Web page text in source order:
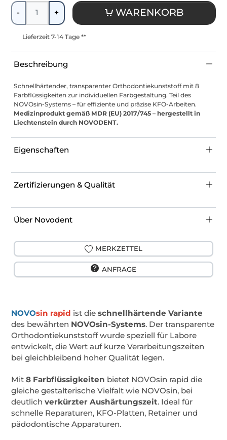
Menge
- + WARENKORB
Lieferzeit 7-14 Tage **
Beschreibung
Schnellhärtender, transparenter Orthodontiekunststoff mit 8
Farbflüssigkeiten zur individuellen Farbgestaltung. Teil des
NOVOsin-Systems – für effiziente und präzise KFO-Arbeiten.
Medizinprodukt gemäß MDR (EU) 2017/745 – hergestellt in
Liechtenstein durch NOVODENT.
Eigenschaften
Zertifizierungen & Qualität
Über Novodent
MERKZETTEL
ANFRAGE
NOVOsin rapid ist die schnellhärtende Variante
des bewährten NOVOsin-Systems. Der transparente
Orthodontiekunststoff wurde speziell für Labore
entwickelt, die Wert auf kurze Verarbeitungszeiten
bei gleichbleibend hoher Qualität legen.
Mit 8 Farbflüssigkeiten bietet NOVOsin rapid die
gleiche gestalterische Vielfalt wie NOVOsin, bei
deutlich verkürzter Aushärtungszeit. Ideal für
schnelle Reparaturen, KFO-Platten, Retainer und
pädodontische Apparaturen.